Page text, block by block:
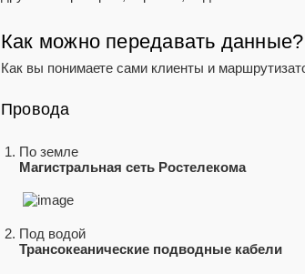
Как можно передавать данные?
Как вы понимаете сами клиенты и
Провода
По земле
Магистральная сеть Ростелекома
Под водой
Трансокеанические подводные кабели